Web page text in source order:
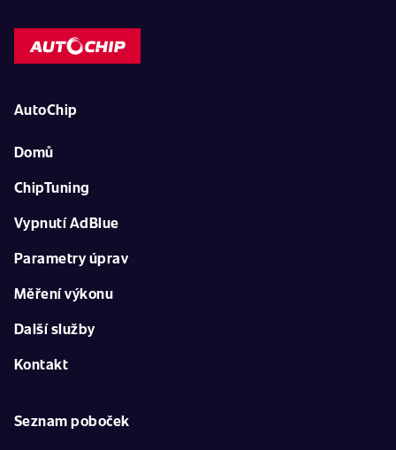
AutoChip
Domů
ChipTuning
Vypnutí AdBlue
Parametry úprav
Měření výkonu
Další služby
Kontakt
Seznam poboček